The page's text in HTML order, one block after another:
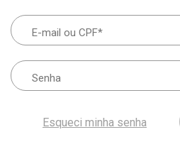
Esqueci minha senha